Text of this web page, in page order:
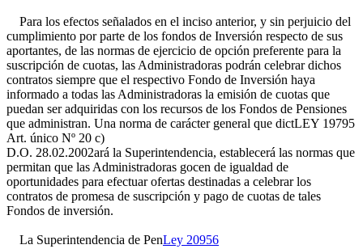
Para los efectos señalados en el inciso anterior, y sin perjuicio del
cumplimiento por parte de los fondos de Inversión respecto de sus
aportantes, de las normas de ejercicio de opción preferente para la
suscripción de cuotas, las Administradoras podrán celebrar dichos
contratos siempre que el respectivo Fondo de Inversión haya
informado a todas las Administradoras la emisión de cuotas que
puedan ser adquiridas con los recursos de los Fondos de Pensiones
que administran. Una norma de carácter general que dictLEY 19795
Art. único Nº 20 c)
D.O. 28.02.2002ará la Superintendencia, establecerá las normas que
permitan que las Administradoras gocen de igualdad de
oportunidades para efectuar ofertas destinadas a celebrar los
contratos de promesa de suscripción y pago de cuotas de tales
Fondos de inversión.
La Superintendencia de PenLey 20956